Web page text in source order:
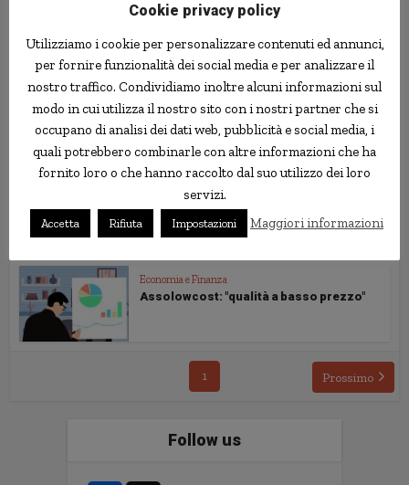
Generali 7% garantito (ma sarebbe
meglio dire...
Economia e Finanza
Assicurare il mutuo contro il rischio di
non riuscire...
Economia e Finanza
AIG ancora in brutte acque, nonostante
due interventi...
Economia e Finanza
Assolowcost: "qualità a basso prezzo"
1 Prossimo
Follow us
Cookie privacy policy
Utilizziamo i cookie per personalizzare contenuti ed annunci,
per fornire funzionalità dei social media e per analizzare il
nostro traffico. Condividiamo inoltre alcuni informazioni sul
modo in cui utilizza il nostro sito con i nostri partner che si
occupano di analisi dei dati web, pubblicità e social media, i
quali potrebbero combinarle con altre informazioni che ha
fornito loro o che hanno raccolto dal suo utilizzo dei loro
servizi.
Accetta Rifiuta Impostazioni Maggiori informazioni